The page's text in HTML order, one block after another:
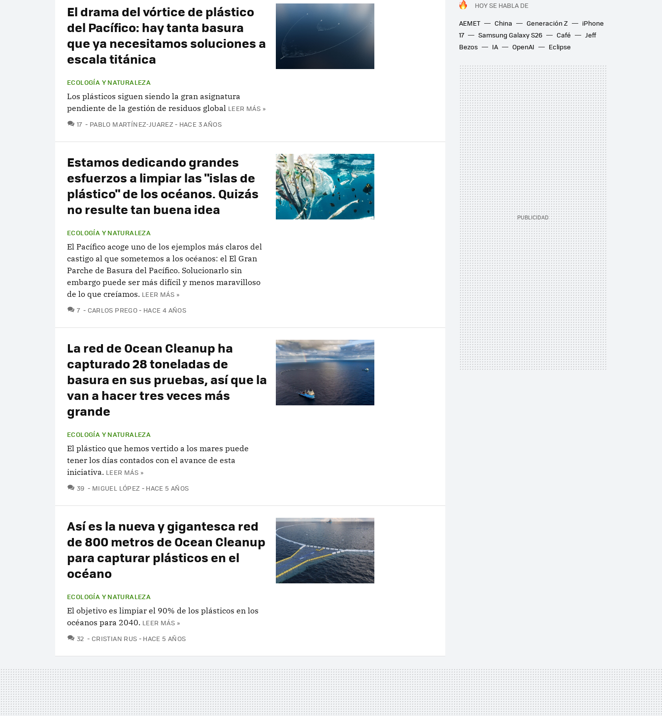
HOY SE HABLA DE
AEMET
China Generación Z
iPhone
17
Samsung Galaxy S26 Café
Jeff
Bezos
IA OpenAI Eclipse
El drama del vórtice de plástico
del Pacífico: hay tanta basura
que ya necesitamos soluciones a
escala titánica
ECOLOGÍA Y NATURALEZA
Los plásticos siguen siendo la gran asignatura
pendiente de la gestión de residuos global LEER MÁS »
17 COMENTARIOS
PABLO MARTÍNEZ-JUAREZ HACE 3 AÑOS
Estamos dedicando grandes
esfuerzos a limpiar las "islas de
plástico" de los océanos. Quizás
no resulte tan buena idea
ECOLOGÍA Y NATURALEZA
El Pacífico acoge uno de los ejemplos más claros del
castigo al que sometemos a los océanos: el El Gran
Parche de Basura del Pacífico. Solucionarlo sin
embargo puede ser más difícil y menos maravilloso
de lo que creíamos. LEER MÁS »
7 COMENTARIOS
CARLOS PREGO HACE 4 AÑOS
La red de Ocean Cleanup ha
capturado 28 toneladas de
basura en sus pruebas, así que la
van a hacer tres veces más
grande
ECOLOGÍA Y NATURALEZA
El plástico que hemos vertido a los mares puede
tener los días contados con el avance de esta
iniciativa. LEER MÁS »
39 COMENTARIOS
MIGUEL LÓPEZ HACE 5 AÑOS
Así es la nueva y gigantesca red
de 800 metros de Ocean Cleanup
para capturar plásticos en el
océano
ECOLOGÍA Y NATURALEZA
El objetivo es limpiar el 90% de los plásticos en los
océanos para 2040. LEER MÁS »
32 COMENTARIOS
CRISTIAN RUS HACE 5 AÑOS